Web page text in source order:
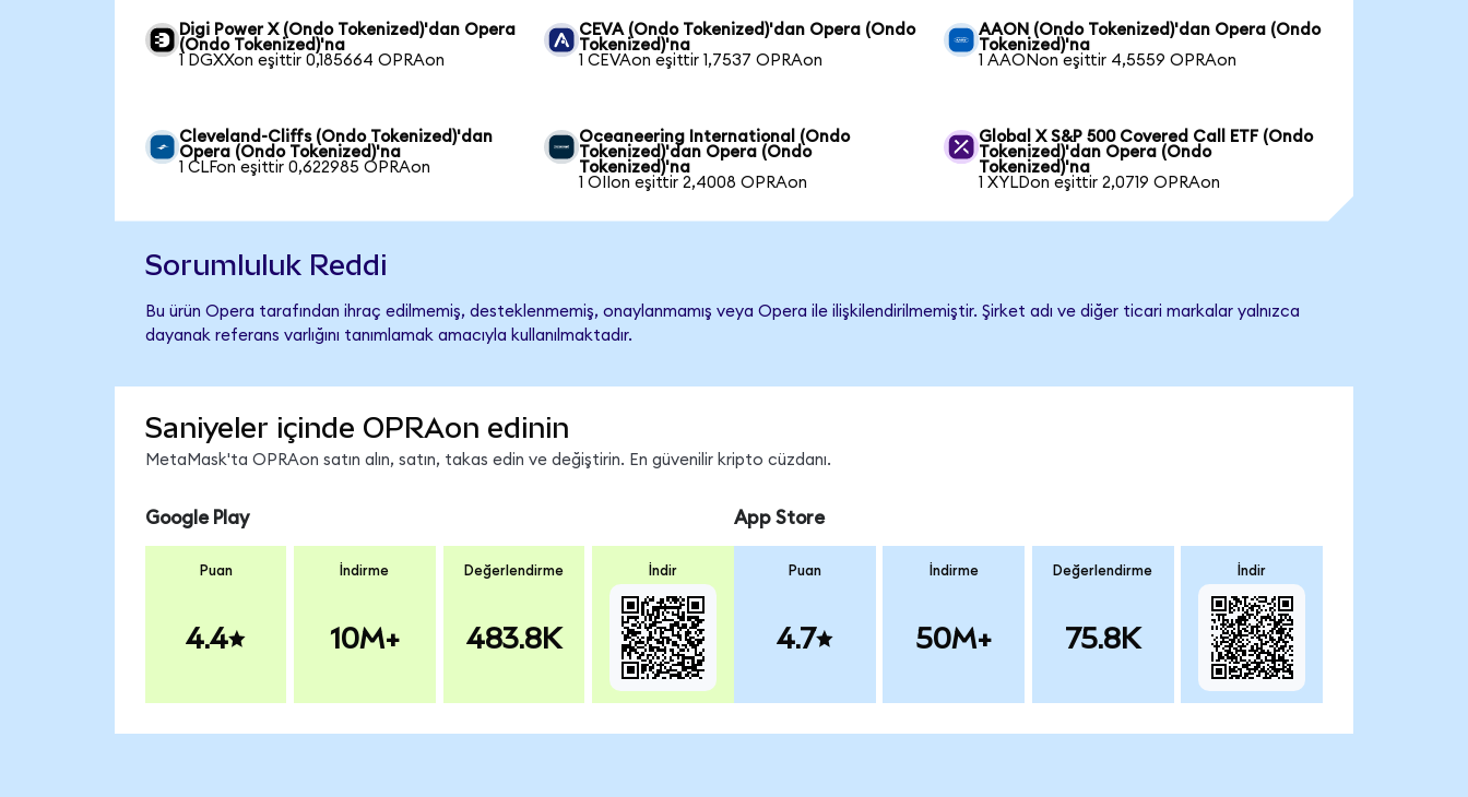
Digi Power X (Ondo Tokenized)'dan Opera
(Ondo Tokenized)'na
1 DGXXon eşittir 0,185664 OPRAon
CEVA (Ondo Tokenized)'dan Opera (Ondo
Tokenized)'na
1 CEVAon eşittir 1,7537 OPRAon
AAON (Ondo Tokenized)'dan Opera (Ondo
Tokenized)'na
1 AAONon eşittir 4,5559 OPRAon
Cleveland-Cliffs (Ondo Tokenized)'dan
Opera (Ondo Tokenized)'na
1 CLFon eşittir 0,622985 OPRAon
Oceaneering International (Ondo
Tokenized)'dan Opera (Ondo
Tokenized)'na
1 OIIon eşittir 2,4008 OPRAon
Global X S&P 500 Covered Call ETF (Ondo
Tokenized)'dan Opera (Ondo
Tokenized)'na
1 XYLDon eşittir 2,0719 OPRAon
Sorumluluk Reddi
Bu ürün Opera tarafından ihraç edilmemiş, desteklenmemiş, onaylanmamış veya Opera ile ilişkilendirilmemiştir. Şirket adı ve diğer ticari markalar yalnızca
dayanak referans varlığını tanımlamak amacıyla kullanılmaktadır.
Saniyeler içinde OPRAon edinin
MetaMask'ta OPRAon satın alın, satın, takas edin ve değiştirin. En güvenilir kripto cüzdanı.
Google Play
Puan
4.4
İndirme
10M+
Değerlendirme
483.8K
İndir
App Store
Puan
4.7
İndirme
50M+
Değerlendirme
75.8K
İndir